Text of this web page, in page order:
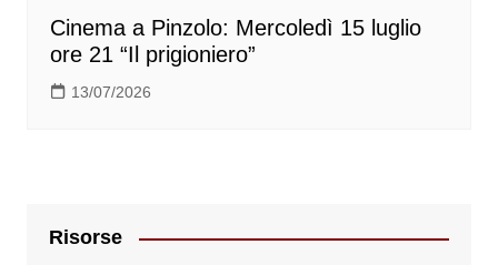
Cinema a Pinzolo: Mercoledì 15 luglio
ore 21 “Il prigioniero”
13/07/2026
Risorse